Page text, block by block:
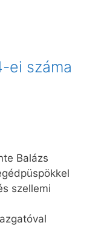
ei száma
Balázs
szellemi